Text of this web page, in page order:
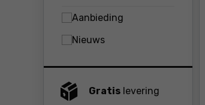
Aanbieding
Nieuws
Gratis levering